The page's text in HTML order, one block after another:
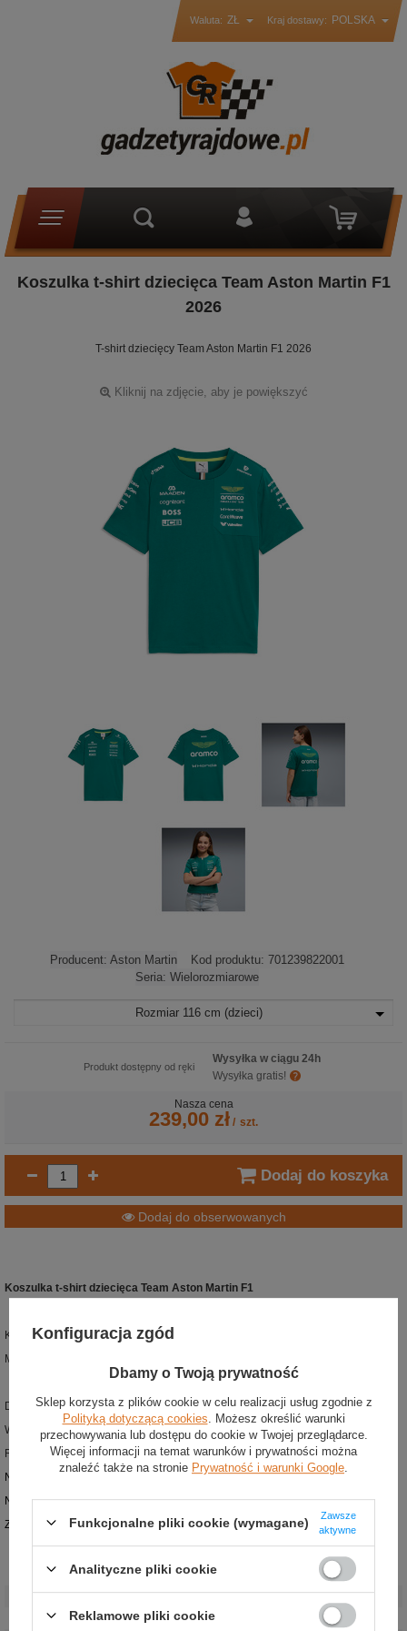
Waluta: ZŁ Kraj dostawy: POLSKA
Koszulka t-shirt dziecięca Team Aston Martin F1
2026
T-shirt dziecięcy Team Aston Martin F1 2026
Kliknij na zdjęcie, aby je powiększyć
Producent: Aston Martin Kod produktu: 701239822001
Seria: Wielorozmiarowe
Rozmiar 116 cm (dzieci)
Produkt dostępny od ręki
Wysyłka w ciągu 24h
Wysyłka gratis!
Nasza cena
239,00 zł / szt.
Dodaj do koszyka
Dodaj do obserwowanych
Koszulka t-shirt dziecięca Team Aston Martin F1
Kolor: zielony
Materiał: bawełna
Dziecięca koszulka t-shirt z kolekcji Aston Martin F1
Wykonana z wysokiej jakości bawełny
Regularny krój
Na piersi nadrukowane logo zespołu i firmy Honda
Na rękawach nadruki z logotypami partnerów zespołu
Z tyłu duże loga Aston Martin, Aramco i Honda
Stan:
Nowy
Kategoria:
Koszulki t-shirt
Kolor:
Zielony
Konfiguracja zgód
Dbamy o Twoją prywatność
Sklep korzysta z plików cookie w celu realizacji usług zgodnie z
Polityką dotyczącą cookies . Możesz określić warunki
przechowywania lub dostępu do cookie w Twojej przeglądarce.
Więcej informacji na temat warunków i prywatności można
znaleźć także na stronie Prywatność i warunki Google
Funkcjonalne pliki cookie (wymagane)
Zawsze
aktywne
Analityczne pliki cookie
Reklamowe pliki cookie